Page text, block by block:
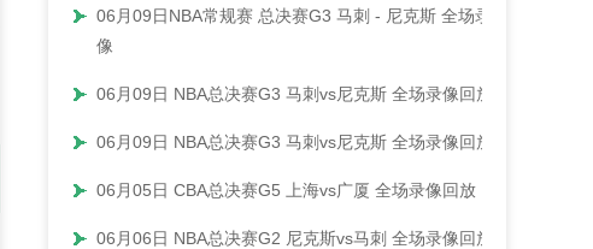
06月09日NBA常规赛 总决赛G3 马刺 - 尼克斯 全场录
像
06月09日 NBA总决赛G3 马刺vs尼克斯 全场录像回放
06月09日 NBA总决赛G3 马刺vs尼克斯 全场录像回放
06月05日 CBA总决赛G5 上海vs广厦 全场录像回放
06月06日 NBA总决赛G2 尼克斯vs马刺 全场录像回放